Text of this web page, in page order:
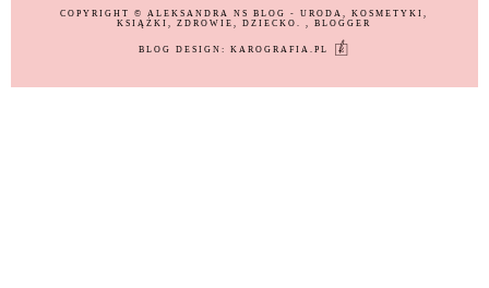
COPYRIGHT ©ALEKSANDRA NS BLOG - URODA, KOSMETYKI,
KSIĄŻKI, ZDROWIE, DZIECKO., BLOGGER
BLOG DESIGN:KAROGRAFIA.PL